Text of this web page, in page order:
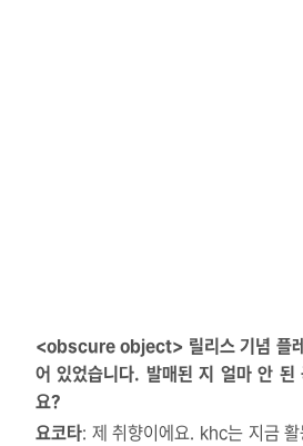
<obscure object> 릴리스 기념 플레
어 있었습니다. 발매된 지 얼마 안
요?
요코타: 제 취향이에요. khc는 지금